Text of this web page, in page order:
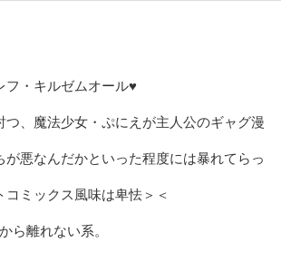
・キルゼムオール♥
、魔法少女・ぷにえが主人公のギャグ漫
が悪なんだかといった程度には暴れてらっ
ミックス風味は卑怯＞＜
ら離れない系。